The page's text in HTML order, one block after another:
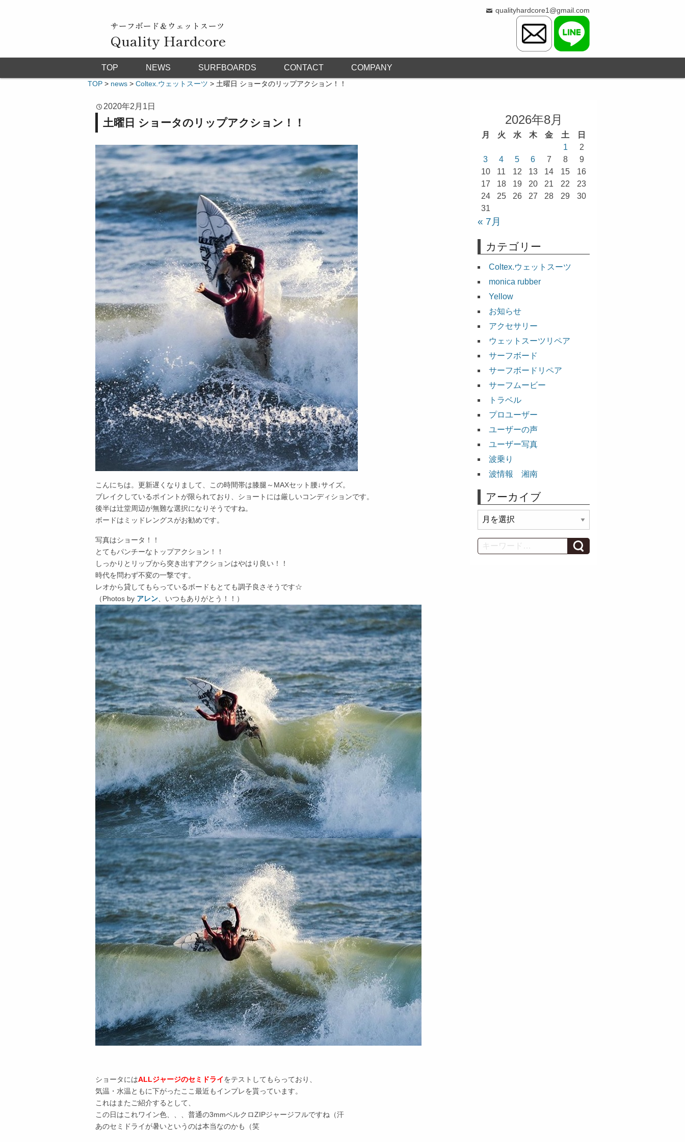
サーフボード＆ウェットスーツ
Quality Hardcore
qualityhardcore1@gmail.com
TOP NEWS SURFBOARDS CONTACT COMPANY
TOP > news > Coltex.ウェットスーツ > 土曜日 ショータのリップアクション！！
2020年2月1日
土曜日 ショータのリップアクション！！
こんにちは。更新遅くなりまして、この時間帯は膝腿～MAXセット腰↓サイズ。
ブレイクしているポイントが限られており、ショートには厳しいコンディションです。
後半は辻堂周辺が無難な選択になりそうですね。
ボードはミッドレングスがお勧めです。
写真はショータ！！
とてもパンチーなトップアクション！！
しっかりとリップから突き出すアクションはやはり良い！！
時代を問わず不変の一撃です。
レオから貸してもらっているボードもとても調子良さそうです☆
（Photos by アレン、いつもありがとう！！）
ショータにはALLジャージのセミドライをテストしてもらっており、
気温・水温ともに下がったここ最近もインプレを貰っています。
これはまたご紹介するとして、
この日はこれワイン色、、、普通の3mmベルクロZIPジャージフルですね（汗
あのセミドライが暑いというのは本当なのかも（笑
2026年8月
月 火 水 木 金 土
日
1
2
3
4 5 6 7 8
9
10
11 12 13 14 15
16
17
18 19 20 21 22
23
24
25 26 27 28 29
30
31
« 7月
カテゴリー
Coltex.ウェットスーツ
monica rubber
Yellow
お知らせ
アクセサリー
ウェットスーツリペア
サーフボード
サーフボードリペア
サーフムービー
トラベル
プロユーザー
ユーザーの声
ユーザー写真
波乗り
波情報 湘南
アーカイブ
ー
カ
イ
Search